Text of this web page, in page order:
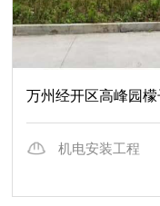
万州经开区高峰园
机电安装工程